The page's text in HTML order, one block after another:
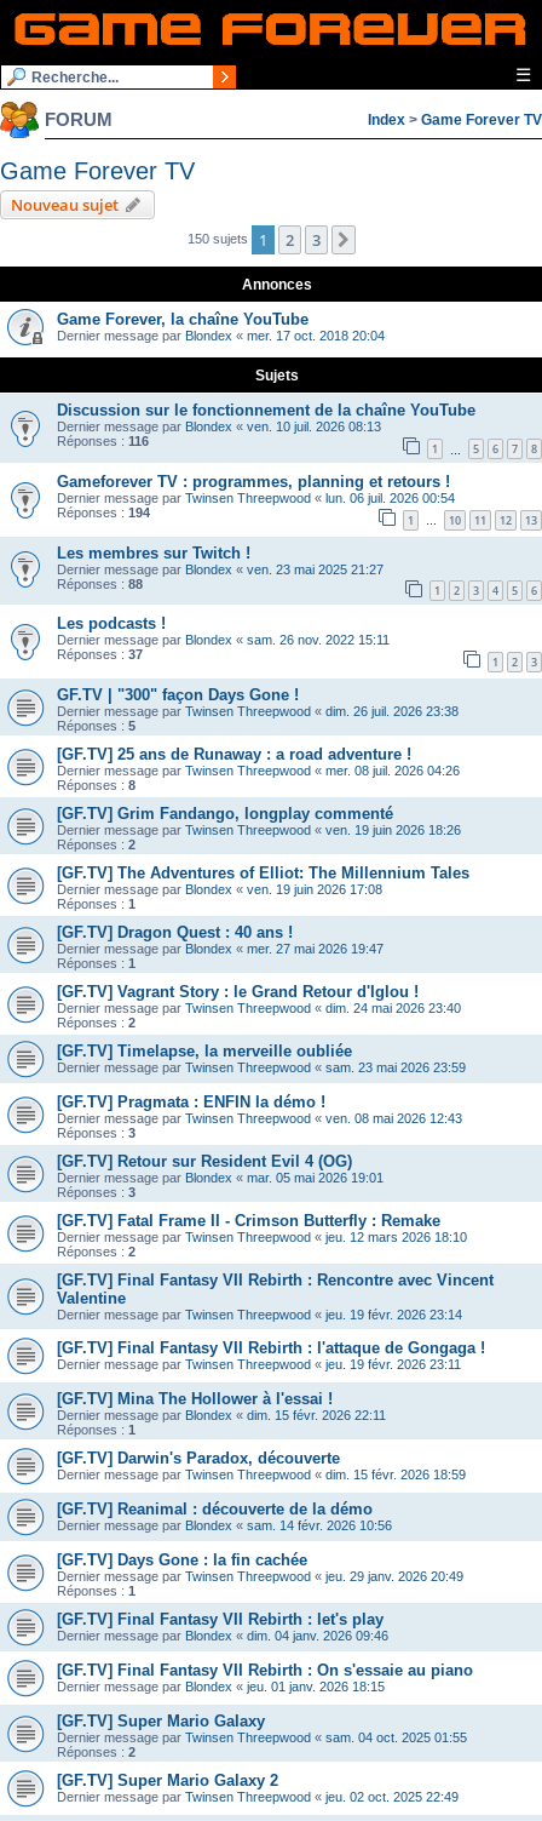
☰
FORUM Index > Game Forever TV
Game Forever TV
Nouveau sujet
150 sujets 1 2 3
Annonces
Game Forever, la chaîne YouTube
Dernier message par Blondex « mer. 17 oct. 2018 20:04
Sujets
Discussion sur le fonctionnement de la chaîne YouTube
Dernier message par Blondex « ven. 10 juil. 2026 08:13
Réponses : 116 1 5 6 7 8
Gameforever TV : programmes, planning et retours !
Dernier message par Twinsen Threepwood « lun. 06 juil. 2026 00:54
Réponses : 194 1 … 10 11 12 13
Les membres sur Twitch !
Dernier message par Blondex « ven. 23 mai 2025 21:27
Réponses : 88 1 2 3 4 5 6
Les podcasts !
Dernier message par Blondex « sam. 26 nov. 2022 15:11
Réponses : 37 1 2 3
GF.TV | "300" façon Days Gone !
Dernier message par Twinsen Threepwood « dim. 26 juil. 2026 23:38
Réponses : 5
[GF.TV] 25 ans de Runaway : a road adventure !
Dernier message par Twinsen Threepwood « mer. 08 juil. 2026 04:26
Réponses : 8
[GF.TV] Grim Fandango, longplay commenté
Dernier message par Twinsen Threepwood « ven. 19 juin 2026 18:26
Réponses : 2
[GF.TV] The Adventures of Elliot: The Millennium Tales
Dernier message par Blondex « ven. 19 juin 2026 17:08
Réponses : 1
[GF.TV] Dragon Quest : 40 ans !
Dernier message par Blondex « mer. 27 mai 2026 19:47
Réponses : 1
[GF.TV] Vagrant Story : le Grand Retour d'Iglou !
Dernier message par Twinsen Threepwood « dim. 24 mai 2026 23:40
Réponses : 2
[GF.TV] Timelapse, la merveille oubliée
Dernier message par Twinsen Threepwood « sam. 23 mai 2026 23:59
[GF.TV] Pragmata : ENFIN la démo !
Dernier message par Twinsen Threepwood « ven. 08 mai 2026 12:43
Réponses : 3
[GF.TV] Retour sur Resident Evil 4 (OG)
Dernier message par Blondex « mar. 05 mai 2026 19:01
Réponses : 3
[GF.TV] Fatal Frame II - Crimson Butterfly : Remake
Dernier message par Twinsen Threepwood « jeu. 12 mars 2026 18:10
Réponses : 2
[GF.TV] Final Fantasy VII Rebirth : Rencontre avec Vincent
Valentine
Dernier message par Twinsen Threepwood « jeu. 19 févr. 2026 23:14
[GF.TV] Final Fantasy VII Rebirth : l'attaque de Gongaga !
Dernier message par Twinsen Threepwood « jeu. 19 févr. 2026 23:11
[GF.TV] Mina The Hollower à l'essai !
Dernier message par Blondex « dim. 15 févr. 2026 22:11
Réponses : 1
[GF.TV] Darwin's Paradox, découverte
Dernier message par Twinsen Threepwood « dim. 15 févr. 2026 18:59
[GF.TV] Reanimal : découverte de la démo
Dernier message par Blondex « sam. 14 févr. 2026 10:56
[GF.TV] Days Gone : la fin cachée
Dernier message par Twinsen Threepwood « jeu. 29 janv. 2026 20:49
Réponses : 1
[GF.TV] Final Fantasy VII Rebirth : let's play
Dernier message par Blondex « dim. 04 janv. 2026 09:46
[GF.TV] Final Fantasy VII Rebirth : On s'essaie au piano
Dernier message par Blondex « jeu. 01 janv. 2026 18:15
[GF.TV] Super Mario Galaxy
Dernier message par Twinsen Threepwood « sam. 04 oct. 2025 01:55
Réponses : 2
[GF.TV] Super Mario Galaxy 2
Dernier message par Twinsen Threepwood « jeu. 02 oct. 2025 22:49